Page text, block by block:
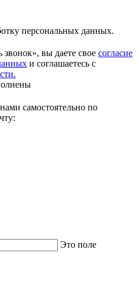
персональных данных.
вы даете свое согласие
и соглашаетесь с
самостоятельно по
Это поле